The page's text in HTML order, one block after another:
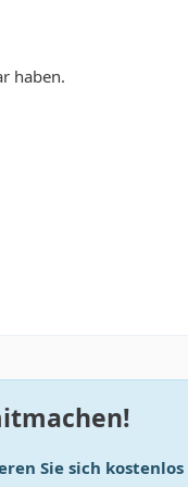
haben.
Sie sich kostenlos